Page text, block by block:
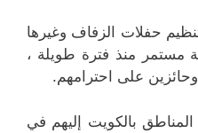
حفلات الزفاف وغيرها
مستمر منذ فترة طويلة ،
وحائزين على احترامهم.
المناطق بالكويت إليهم في